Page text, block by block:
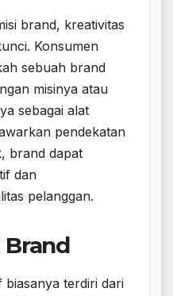
brand, kreativitas
Konsumen
sebuah brand
misinya atau
sebagai alat
pendekatan
brand dapat
dan
pelanggan.
biasanya terdiri dari